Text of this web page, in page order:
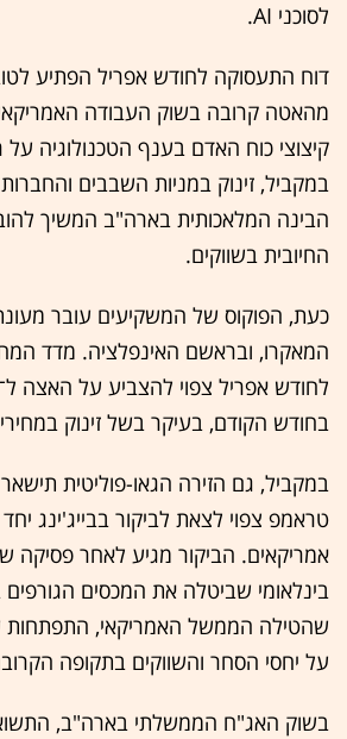
לסוכני AI.
דוח התעסוקה לחודש אפריל הפתיע
מהאטה קרובה בשוק העבודה
במקביל, זינוק במניות השבבים
הבינה המלאכותית בארה"ב המשיך
החיובית בשווקים.
כעת, הפוקוס של המשקיעים עובר
בחודש הקודם, בעיקר בשל זינוק
במקביל, גם הזירה הגאו-פוליטית
טראמפ צפוי לצאת לביקור בבייג'ינג
אמריקאים. הביקור מגיע לאחר פסיקה
שהטילה הממשל האמריקאי, התפתחות
על יחסי הסחר והשווקים בתקופה
בשוק האג"ח הממשלתי בארה"ב,